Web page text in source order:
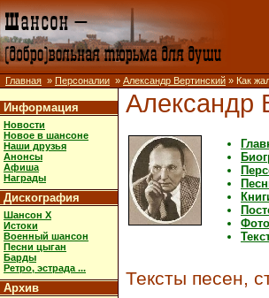
Главная » Персоналии » Александр Вертинский » Как
Информация
Новости
Новое в шансоне
Наши друзья
Анонсы
Афиша
Награды
Дискография
Шансон X
Истоки
Военный шансон
Песни цыган
Барды
Ретро, эстрада ...
Архив Тексты песен,